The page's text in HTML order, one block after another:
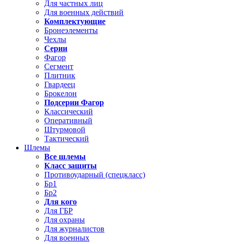
Для частных лиц
Для военных действий
Комплектующие
Бронеэлементы
Чехлы
Серии
Фагор
Сегмент
Плитник
Гвардеец
Брокелон
Подсерии Фагор
Классический
Оперативный
Штурмовой
Тактический
Шлемы
Все шлемы
Класс защиты
Противоударный (спецкласс)
Бр1
Бр2
Для кого
Для ГБР
Для охраны
Для журналистов
Для военных